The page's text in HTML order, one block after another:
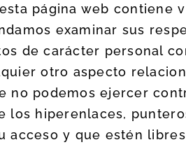
página web contiene
examinar sus
de carácter personal
otro aspecto
no podemos ejercer
hiperenlaces,
acceso y que estén